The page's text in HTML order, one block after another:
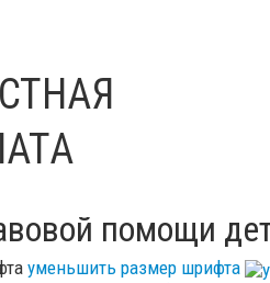
помощи
уменьшить размер шрифта